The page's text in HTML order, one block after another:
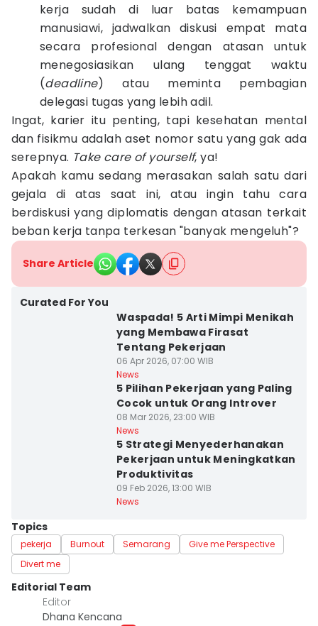
kerja sudah di luar batas kemampuan
manusiawi, jadwalkan diskusi empat mata
secara profesional dengan atasan untuk
menegosiasikan ulang tenggat waktu
(deadline) atau meminta pembagian
delegasi tugas yang lebih adil.
Ingat, karier itu penting, tapi kesehatan mental
dan fisikmu adalah aset nomor satu yang gak ada
serepnya. Take care of yourself, ya!
Apakah kamu sedang merasakan salah satu dari
gejala di atas saat ini, atau ingin tahu cara
berdiskusi yang diplomatis dengan atasan terkait
beban kerja tanpa terkesan "banyak mengeluh"?
Share Article
Curated For You
Waspada! 5 Arti Mimpi Menikah
yang Membawa Firasat
Tentang Pekerjaan
06 Apr 2026, 07:00 WIB
News
5 Pilihan Pekerjaan yang Paling
Cocok untuk Orang Introver
08 Mar 2026, 23:00 WIB
News
5 Strategi Menyederhanakan
Pekerjaan untuk Meningkatkan
Produktivitas
09 Feb 2026, 13:00 WIB
News
Topics
pekerja Burnout Semarang
Give me Perspective
Divert me
Editorial Team
Editor
Dhana Kencana